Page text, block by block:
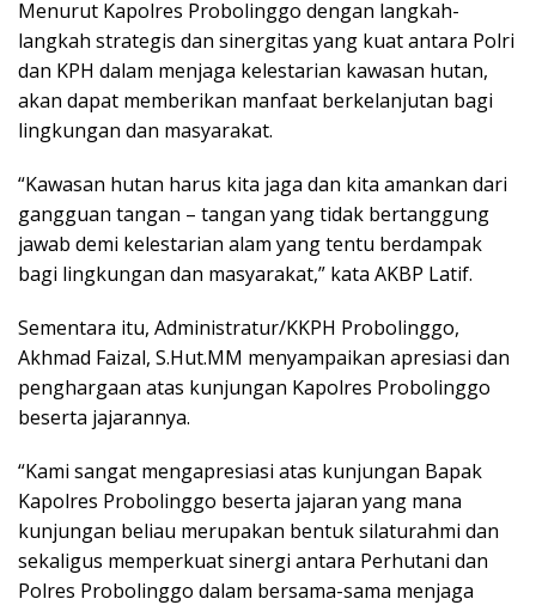
Menurut Kapolres Probolinggo dengan langkah-
langkah strategis dan sinergitas yang kuat antara Polri
dan KPH dalam menjaga kelestarian kawasan hutan,
akan dapat memberikan manfaat berkelanjutan bagi
lingkungan dan masyarakat.
“Kawasan hutan harus kita jaga dan kita amankan dari
gangguan tangan – tangan yang tidak bertanggung
jawab demi kelestarian alam yang tentu berdampak
bagi lingkungan dan masyarakat,” kata AKBP Latif.
Sementara itu, Administratur/KKPH Probolinggo,
Akhmad Faizal, S.Hut.MM menyampaikan apresiasi dan
penghargaan atas kunjungan Kapolres Probolinggo
beserta jajarannya.
“Kami sangat mengapresiasi atas kunjungan Bapak
Kapolres Probolinggo beserta jajaran yang mana
kunjungan beliau merupakan bentuk silaturahmi dan
sekaligus memperkuat sinergi antara Perhutani dan
Polres Probolinggo dalam bersama-sama menjaga